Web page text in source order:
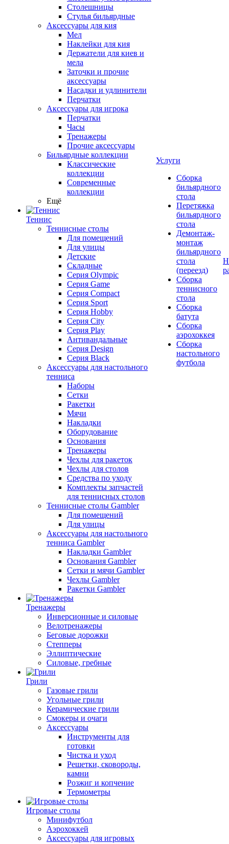
Столешницы
Стулья бильярдные
Аксессуары для кия
Мел
Наклейки для кия
Держатели для киев и
мела
Заточки и прочие
аксессуары
Насадки и удлинители
Перчатки
Аксессуары для игрока
Перчатки
Часы
Тренажеры
Прочие аксессуары
Бильярдные коллекции
Классические
коллекции
Современные
коллекции
Ещё
Теннис
Теннисные столы
Для помещений
Для улицы
Детские
Складные
Серия Olympic
Серия Game
Серия Compact
Серия Sport
Серия Hobby
Серия City
Серия Play
Антивандальные
Серия Design
Серия Black
Аксессуары для настольного
тенниса
Наборы
Сетки
Ракетки
Мячи
Накладки
Оборудование
Основания
Тренажеры
Чехлы для ракеток
Чехлы для столов
Средства по уходу
Комплекты запчастей
для теннисных столов
Теннисные столы Gambler
Для помещений
Для улицы
Аксессуары для настольного
тенниса Gambler
Накладки Gambler
Основания Gambler
Сетки и мячи Gambler
Чехлы Gambler
Ракетки Gambler
Тренажеры
Инверсионные и силовые
Велотренажеры
Беговые дорожки
Степперы
Эллиптические
Силовые, гребные
Грили
Газовые грили
Угольные грили
Керамические грили
Смокеры и очаги
Аксессуары
Инструменты для
готовки
Чистка и уход
Решетки, сковороды,
камни
Розжиг и копчение
Термометры
Игровые столы
Минифутбол
Аэрохоккей
Аксессуары для игровых
Услуги
Сборка
бильярдного
стола
Перетяжка
бильярдного
стола
Демонтаж-
монтаж
бильярдного
стола
(переезд)
Сборка
теннисного
стола
Сборка
батута
Сборка
аэрохоккея
Сборка
настольного
футбола